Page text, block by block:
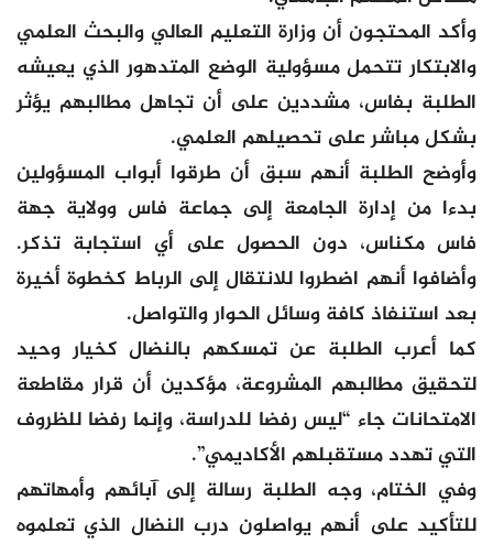
وأكد المحتجون أن وزارة التعليم العالي والبحث العلمي
والابتكار تتحمل مسؤولية الوضع المتدهور الذي يعيشه
الطلبة بفاس، مشددين على أن تجاهل مطالبهم يؤثر
بشكل مباشر على تحصيلهم العلمي.
وأوضح الطلبة أنهم سبق أن طرقوا أبواب المسؤولين
بدءا من إدارة الجامعة إلى جماعة فاس وولاية جهة
فاس مكناس، دون الحصول على أي استجابة تذكر.
وأضافوا أنهم اضطروا للانتقال إلى الرباط كخطوة أخيرة
بعد استنفاذ كافة وسائل الحوار والتواصل.
كما أعرب الطلبة عن تمسكهم بالنضال كخيار وحيد
لتحقيق مطالبهم المشروعة، مؤكدين أن قرار مقاطعة
الامتحانات جاء “ليس رفضا للدراسة، وإنما رفضا للظروف
التي تهدد مستقبلهم الأكاديمي”.
وفي الختام، وجه الطلبة رسالة إلى آبائهم وأمهاتهم
للتأكيد على أنهم يواصلون درب النضال الذي تعلموه